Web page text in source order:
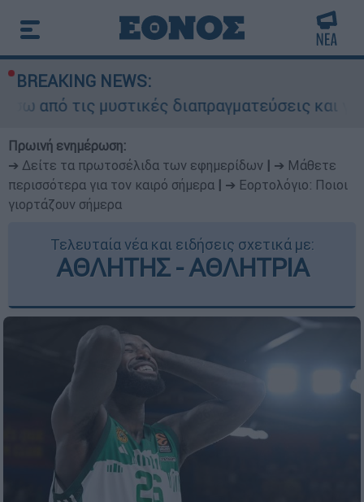
BREAKING NEWS:
διαπραγματεύσεις και γιατί
Πρωινή ενημέρωση:
➔ Δείτε τα πρωτοσέλιδα των εφημερίδων
➔ Μάθετε
περισσότερα για τον καιρό σήμερα
➔ Εορτολόγιο: Ποιοι
γιορτάζουν σήμερα
Τελευταία νέα και ειδήσεις σχετικά με:
ΑΘΛΗΤΗΣ - ΑΘΛΗΤΡΙΑ